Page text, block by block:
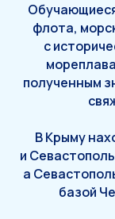
флота,
с
полученным
В Крыму
и
а
базой